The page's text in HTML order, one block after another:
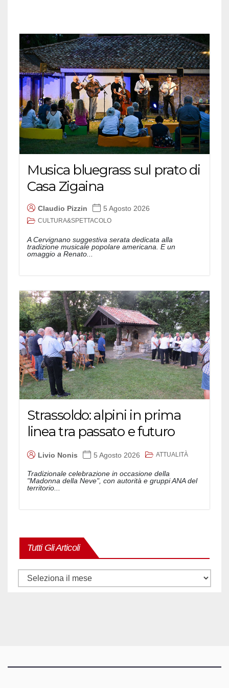
Musica bluegrass sul prato di
Casa Zigaina
Claudio Pizzin 5 Agosto 2026
CULTURA&SPETTACOLO
A Cervignano suggestiva serata dedicata alla
tradizione musicale popolare americana. E un
omaggio a Renato...
Strassoldo: alpini in prima
linea tra passato e futuro
Livio Nonis 5 Agosto 2026 ATTUALITÀ
Tradizionale celebrazione in occasione della
"Madonna della Neve", con autorità e gruppi ANA del
territorio...
Tutti Gli Articoli
Tutti